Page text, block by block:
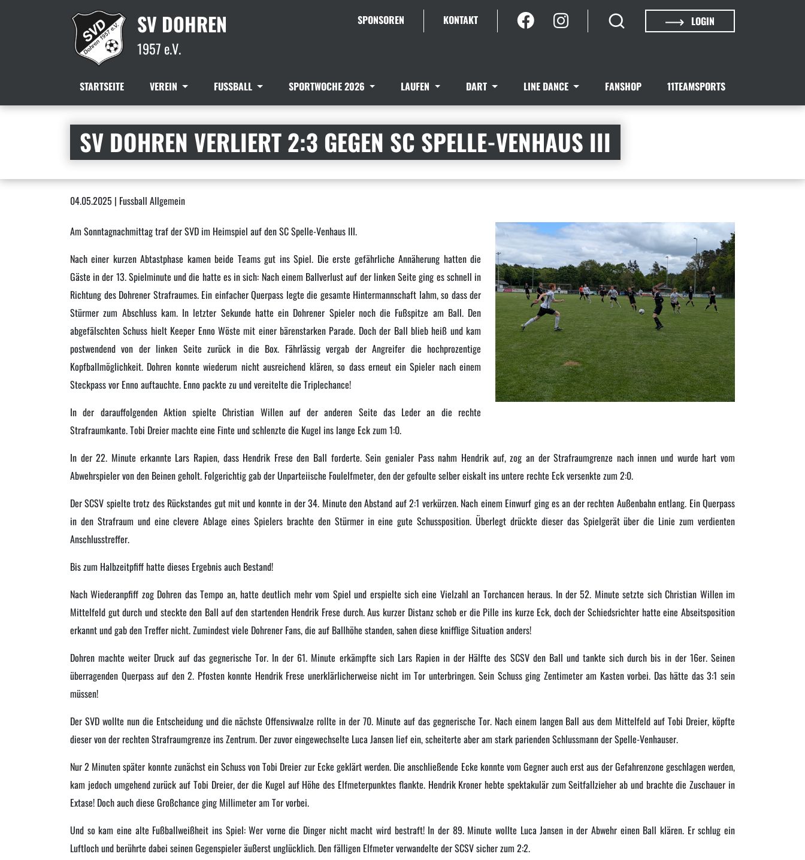
SV DOHREN
1957 e.V.
SPONSOREN KONTAKT LOGIN
STARTSEITE VEREIN FUSSBALL SPORTWOCHE 2026 LAUFEN DART LINE DANCE FANSHOP 11TEAMSPORTS
SV DOHREN VERLIERT 2:3 GEGEN SC SPELLE-VENHAUS III
04.05.2025 | Fussball Allgemein
Am Sonntagnachmittag traf der SVD im Heimspiel auf den SC Spelle-Venhaus III.
Nach einer kurzen Abtastphase kamen beide Teams gut ins Spiel. Die erste gefährliche Annäherung hatten die
Gäste in der 13. Spielminute und die hatte es in sich: Nach einem Ballverlust auf der linken Seite ging es schnell in
Richtung des Dohrener Strafraumes. Ein einfacher Querpass legte die gesamte Hintermannschaft lahm, so dass der
Stürmer zum Abschluss kam. In letzter Sekunde hatte ein Dohrener Spieler noch die Fußspitze am Ball. Den
abgefälschten Schuss hielt Keeper Enno Wöste mit einer bärenstarken Parade. Doch der Ball blieb heiß und kam
postwendend von der linken Seite zurück in die Box. Fährlässig vergab der Angreifer die hochprozentige
Kopfballmöglichkeit. Dohren konnte wiederum nicht ausreichend klären, so dass erneut ein Spieler nach einem
Steckpass vor Enno auftauchte. Enno packte zu und vereitelte die Triplechance!
In der darauffolgenden Aktion spielte Christian Willen auf der anderen Seite das Leder an die rechte
Strafraumkante. Tobi Dreier machte eine Finte und schlenzte die Kugel ins lange Eck zum 1:0.
In der 22. Minute erkannte Lars Rapien, dass Hendrik Frese den Ball forderte. Sein genialer Pass nahm Hendrik auf, zog an der Strafraumgrenze nach innen und wurde hart vom
Abwehrspieler von den Beinen geholt. Folgerichtig gab der Unparteiische Foulelfmeter, den der gefoulte selber eiskalt ins untere rechte Eck versenkte zum 2:0.
Der SCSV spielte trotz des Rückstandes gut mit und konnte in der 34. Minute den Abstand auf 2:1 verkürzen. Nach einem Einwurf ging es an der rechten Außenbahn entlang. Ein Querpass
in den Strafraum und eine clevere Ablage eines Spielers brachte den Stürmer in eine gute Schussposition. Überlegt drückte dieser das Spielgerät über die Linie zum verdienten
Anschlusstreffer.
Bis zum Halbzeitpfiff hatte dieses Ergebnis auch Bestand!
Nach Wiederanpfiff zog Dohren das Tempo an, hatte deutlich mehr vom Spiel und erspielte sich eine Vielzahl an Torchancen heraus. In der 52. Minute setzte sich Christian Willen im
Mittelfeld gut durch und steckte den Ball auf den startenden Hendrik Frese durch. Aus kurzer Distanz schob er die Pille ins kurze Eck, doch der Schiedsrichter hatte eine Abseitsposition
erkannt und gab den Treffer nicht. Zumindest viele Dohrener Fans, die auf Ballhöhe standen, sahen diese knifflige Situation anders!
Dohren machte weiter Druck auf das gegnerische Tor. In der 61. Minute erkämpfte sich Lars Rapien in der Hälfte des SCSV den Ball und tankte sich durch bis in der 16er. Seinen
überragenden Querpass auf den 2. Pfosten konnte Hendrik Frese unerklärlicherweise nicht im Tor unterbringen. Sein Schuss ging Zentimeter am Kasten vorbei. Das hätte das 3:1 sein
müssen!
Der SVD wollte nun die Entscheidung und die nächste Offensivwalze rollte in der 70. Minute auf das gegnerische Tor. Nach einem langen Ball aus dem Mittelfeld auf Tobi Dreier, köpfte
dieser von der rechten Strafraumgrenze ins Zentrum. Der zuvor eingewechselte Luca Jansen lief ein, scheiterte aber am stark parienden Schlussmann der Spelle-Venhauser.
Nur 2 Minuten später konnte zunächst ein Schuss von Tobi Dreier zur Ecke geklärt werden. Die anschließende Ecke konnte vom Gegner auch erst aus der Gefahrenzone geschlagen werden,
kam jedoch umgehend zurück auf Tobi Dreier, der die Kugel auf Höhe des Elfmeterpunktes flankte. Hendrik Kroner hebte spektakulär zum Seitfallzieher ab und brachte die Zuschauer in
Extase! Doch auch diese Großchance ging Millimeter am Tor vorbei.
Und so kam eine alte Fußballweißheit ins Spiel: Wer vorne die Dinger nicht macht wird bestraft! In der 89. Minute wollte Luca Jansen in der Abwehr einen Ball klären. Er schlug ein
Luftloch und berührte dabei seinen Gegenspieler äußerst unglücklich. Den fälligen Elfmeter verwandelte der SCSV sicher zum 2:2.